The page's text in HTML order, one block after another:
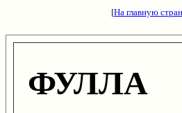
[На главную
ФУЛЛА